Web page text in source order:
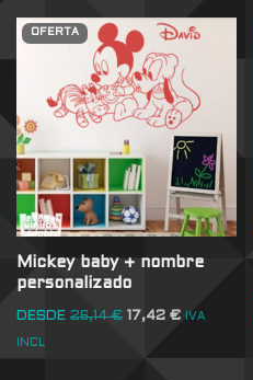
OFERTA
Mickey baby + nombre
personalizado
DESDE 26,14€ 17,42 € IVA
INCL